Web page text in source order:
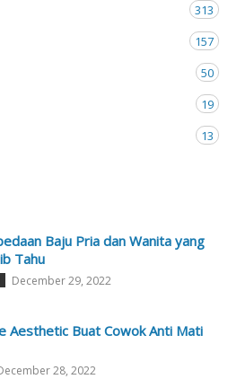
313
157
50
19
13
Baju Pria dan Wanita yang
Tahu
December 29, 2022
Aesthetic Buat Cowok Anti Mati
28, 2022